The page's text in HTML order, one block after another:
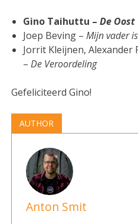
Gino Taihuttu –De Oost
Joep Beving –Mijn vader
Jorrit Kleijnen, Alexander
–De Veroordeling
Gefeliciteerd Gino!
AUTHOR
Anton Smit